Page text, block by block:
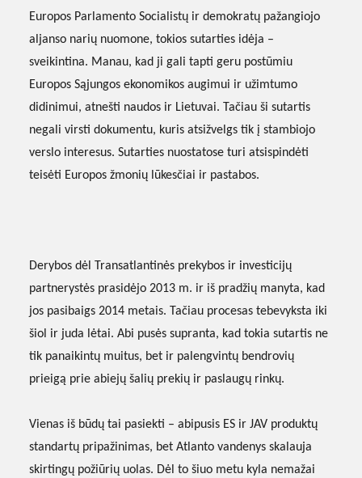
Europos Parlamento Socialistų ir demokratų pažangiojo
aljanso narių nuomone, tokios sutarties idėja –
sveikintina. Manau, kad ji gali tapti geru postūmiu
Europos Sąjungos ekonomikos augimui ir užimtumo
didinimui, atnešti naudos ir Lietuvai. Tačiau ši sutartis
negali virsti dokumentu, kuris atsižvelgs tik į stambiojo
verslo interesus. Sutarties nuostatose turi atsispindėti
teisėti Europos žmonių lūkesčiai ir pastabos.
Derybos dėl Transatlantinės prekybos ir investicijų
partnerystės prasidėjo 2013 m. ir iš pradžių manyta, kad
jos pasibaigs 2014 metais. Tačiau procesas tebevyksta iki
šiol ir juda lėtai. Abi pusės supranta, kad tokia sutartis ne
tik panaikintų muitus, bet ir palengvintų bendrovių
prieigą prie abiejų šalių prekių ir paslaugų rinkų.
Vienas iš būdų tai pasiekti – abipusis ES ir JAV produktų
standartų pripažinimas, bet Atlanto vandenys skalauja
skirtingų požiūrių uolas. Dėl to šiuo metu kyla nemažai